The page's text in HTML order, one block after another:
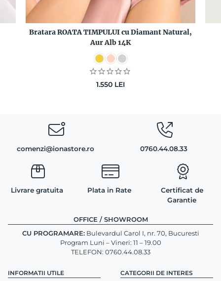
Bratara ROATA TIMPULUI cu Diamant Natural,
Aur Alb 14K
1.550 LEI
comenzi@ionastore.ro 0760.44.08.33
Livrare gratuita Plata in Rate
Certificat de
Garantie
INFORMATII UTILE
OFFICE / SHOWROOM
CU PROGRAMARE:Bulevardul Carol I, nr. 70, Bucuresti
Program Luni – Vineri: 11 – 19.00
TELEFON: 0760.44.08.33
CATEGORII DE INTERES